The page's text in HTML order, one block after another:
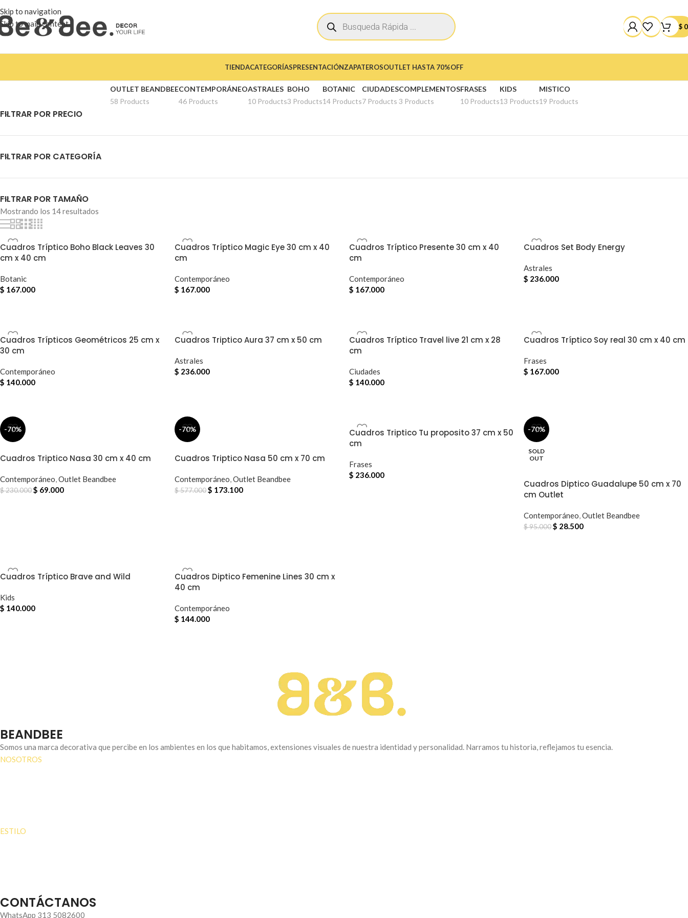
Skip to navigation
Skip to main content
$ 0
TIENDACATEGORÍASPRESENTACIÓNZAPATEROSOUTLET HASTA 70%OFF
OUTLET BEANDBEE
58 Products
CONTEMPORÁNEO
46 Products
ASTRALES
10 Products
BOHO
3 Products
BOTANIC
14 Products
CIUDADES
7 Products
COMPLEMENTOS
3 Products
FRASES
10 Products
KIDS
13 Products
MISTICO
19 Products
FILTRAR POR PRECIO
FILTRAR POR CATEGORÍA
FILTRAR POR TAMAÑO
Mostrando los 14 resultados
Cuadros Tríptico Boho Black Leaves 30
cm x 40 cm
Botanic
$ 167.000
Cuadros Tríptico Magic Eye 30 cm x 40
cm
Contemporáneo
$ 167.000
Cuadros Tríptico Presente 30 cm x 40
cm
Contemporáneo
$ 167.000
Cuadros Set Body Energy
Astrales
$ 236.000
Cuadros Trípticos Geométricos 25 cm x
30 cm
Contemporáneo
$ 140.000
Cuadros Triptico Aura 37 cm x 50 cm
Astrales
$ 236.000
Cuadros Tríptico Travel live 21 cm x 28
cm
Ciudades
$ 140.000
Cuadros Tríptico Soy real 30 cm x 40 cm
Frases
$ 167.000
-70%
Cuadros Triptico Nasa 30 cm x 40 cm
Contemporáneo,Outlet Beandbee
$230.000$ 69.000
-70%
Cuadros Triptico Nasa 50 cm x 70 cm
Contemporáneo,Outlet Beandbee
$577.000$ 173.100
Cuadros Triptico Tu proposito 37 cm x 50
cm
Frases
$ 236.000
-70%
SOLD
OUT
Cuadros Diptico Guadalupe 50 cm x 70
cm Outlet
Contemporáneo,Outlet Beandbee
$95.000$ 28.500
Cuadros Tríptico Brave and Wild
Kids
$ 140.000
Cuadros Diptico Femenine Lines 30 cm x
40 cm
Contemporáneo
$ 144.000
BEANDBEE
Somos una marca decorativa que percibe en los ambientes en los que habitamos, extensiones visuales de nuestra identidad y personalidad. Narramos tu historia, reflejamos tu esencia.
NOSOTROS
ESTILO
CONTÁCTANOS
WhatsApp 313 5082600